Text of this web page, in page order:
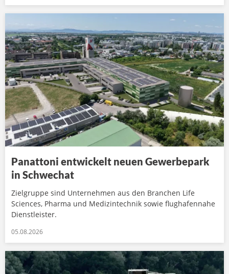
Panattoni entwickelt neuen Gewerbepark
in Schwechat
Zielgruppe sind Unternehmen aus den Branchen Life
Sciences, Pharma und Medizintechnik sowie flughafennahe
Dienstleister.
05.08.2026